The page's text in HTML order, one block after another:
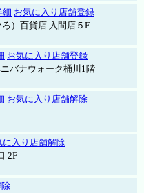
細 お気に入り店舗登録
）百貨店 入間店５F
お気に入り店舗登録
バナウォーク桶川1階
お気に入り店舗解除
に入り店舗解除
2F